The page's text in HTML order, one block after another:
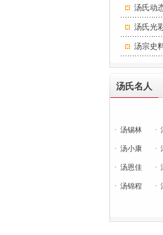
汤氏动
汤氏光
汤宗史
汤氏名人
· 汤锡林 ·
· 汤小康 ·
· 汤恩佳 ·
· 汤锦程 ·